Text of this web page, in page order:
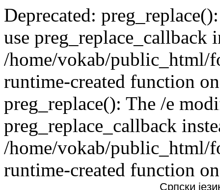
Deprecated:
use preg_replace_callback
/home/vokab/public_html/
runtime-created function
preg_replace(): The /e
preg_replace_callback
/home/vokab/public_html/
runtime-created function
Српски